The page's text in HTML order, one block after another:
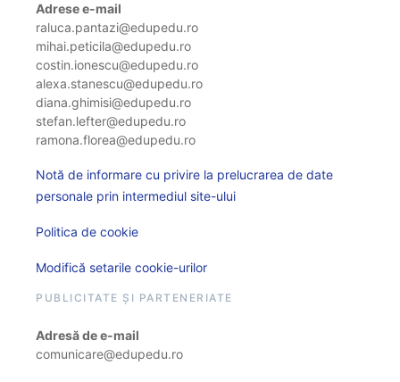
Adrese e-mail
raluca.pantazi@edupedu.ro
mihai.peticila@edupedu.ro
costin.ionescu@edupedu.ro
alexa.stanescu@edupedu.ro
diana.ghimisi@edupedu.ro
stefan.lefter@edupedu.ro
ramona.florea@edupedu.ro
Notă de informare cu privire la prelucrarea de date
personale prin intermediul site-ului
Politica de cookie
Modifică setarile cookie-urilor
PUBLICITATE ȘI PARTENERIATE
Adresă de e-mail
comunicare@edupedu.ro